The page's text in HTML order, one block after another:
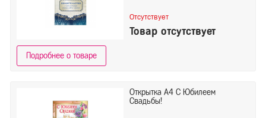
Отсутствует
Товар отсутствует
Подробнее о товаре
Открытка А4 С Юбилеем
Свадьбы!